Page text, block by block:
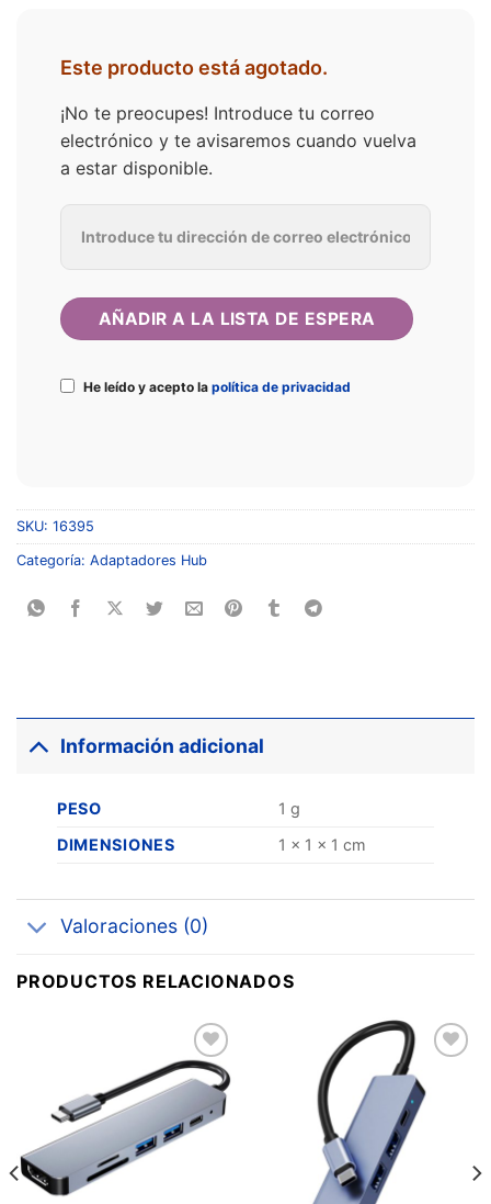
Este producto está agotado.
¡No te preocupes! Introduce tu correo
electrónico y te avisaremos cuando vuelva
a estar disponible.
He leído y acepto la política de privacidad
SKU: 16395
Categoría: Adaptadores Hub
Información adicional
PESO
1 g
DIMENSIONES
1 × 1 × 1 cm
Valoraciones (0)
PRODUCTOS RELACIONADOS
Añadir
a la
lista de
deseos
lista de